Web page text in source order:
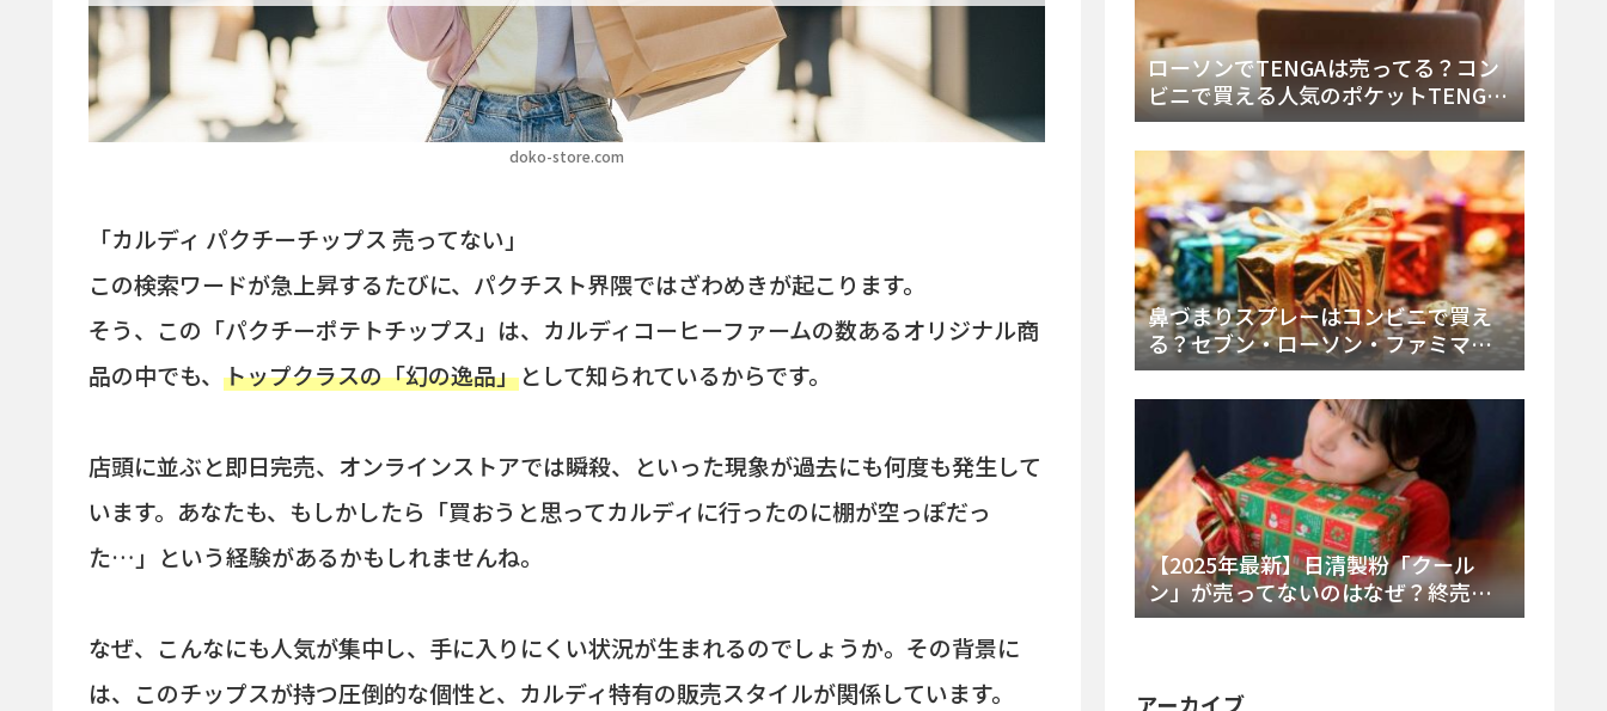
doko-store.com
「カルディ パクチーチップス 売ってない」
この検索ワードが急上昇するたびに、パクチスト界隈ではざわめきが起こります。
そう、この「パクチーポテトチップス」は、カルディコーヒーファームの数あるオリジナル商
品の中でも、 トップクラスの「幻の逸品」として知られているからです。
店頭に並ぶと即日完売、オンラインストアでは瞬殺、といった現象が過去にも何度も発生して
います。あなたも、もしかしたら「買おうと思ってカルディに行ったのに棚が空っぽだっ
た…」という経験があるかもしれませんね。
なぜ、こんなにも人気が集中し、手に入りにくい状況が生まれるのでしょうか。その背景に
は、このチップスが持つ圧倒的な個性と、カルディ特有の販売スタイルが関係しています。
ローソンでTENGAは売ってる？コン
ビニで買える人気のポケットTENGA
とエッグの取り扱い店舗と陳列場所
を徹底解説！
鼻づまりスプレーはコンビニで買え
る？セブン・ローソン・ファミマの
販売時間と主要製品を徹底解説
【2025年最新】日清製粉「クール
ン」が売ってないのはなぜ？終売の
真相とレアチーズケーキ代替品・再
アーカイブ